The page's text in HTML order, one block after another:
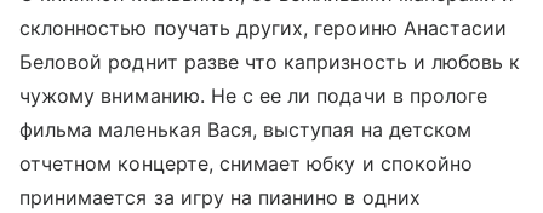
склонностью поучать других, героиню Анастасии
Беловой роднит разве что капризность и любовь к
чужому вниманию. Не с ее ли подачи в прологе
фильма маленькая Вася, выступая на детском
отчетном концерте, снимает юбку и спокойно
принимается за игру на пианино в одних